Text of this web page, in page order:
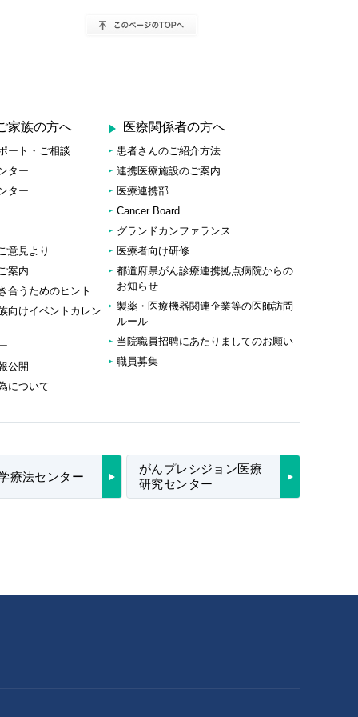
家族の方へ
ート・ご相談
ター
ター
意見より
案内
合うためのヒント
向けイベントカレン
公開
について
医療関係者の方へ
患者さんのご紹介方法
連携医療施設のご案内
医療連携部
Cancer Board
グランドカンファランス
医療者向け研修
都道府県がん診療連携拠点病院からの
お知らせ
製薬・医療機器関連企業等の医師訪問
ルール
当院職員招聘にあたりましてのお願い
職員募集
療法センター
がんプレシジョン医療
研究センター